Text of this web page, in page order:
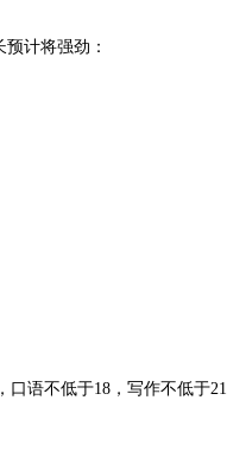
计将强劲：
口语不低于18，写作不低于21